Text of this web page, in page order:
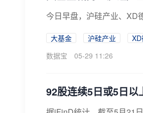
今日早盘，沪硅产业、XD
大基金 沪硅产业
数据宝
05-29 11:26
92股连续5日或5日以